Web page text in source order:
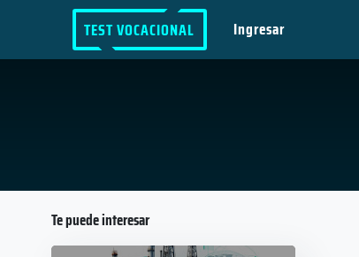
TEST VOCACIONAL Ingresar
Te puede interesar